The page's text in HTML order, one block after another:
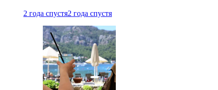
2 года спустя2 года спустя